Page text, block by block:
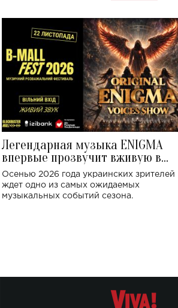
Легендарная музыка ENIGMA
впервые прозвучит вживую в
Украине: где состоится концерт
Осенью 2026 года украинских зрителей
ждет одно из самых ожидаемых
музыкальных событий сезона.